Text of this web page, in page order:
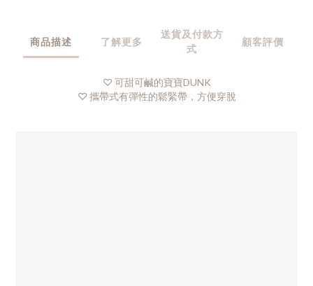
商品描述 了解更多
送貨及付款方
式
顧客評價
♡ 可甜可鹹的寶寶DUNK
♡ 攜帶式有彈性的鬆緊帶，方便穿脫